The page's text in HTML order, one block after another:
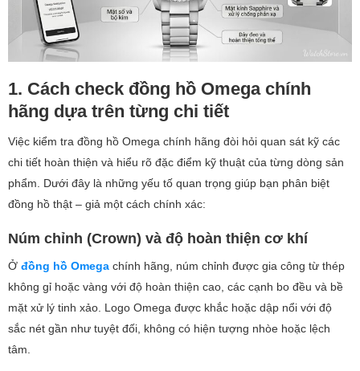
1. Cách check đồng hồ Omegachính
hãng dựa trên từng chi tiết
Việc kiểm tra đồng hồ Omega chính hãng đòi hỏi quan sát kỹ các
chi tiết hoàn thiện và hiểu rõ đặc điểm kỹ thuật của từng dòng sản
phẩm. Dưới đây là những yếu tố quan trọng giúp bạn phân biệt
đồng hồ thật – giả một cách chính xác:
Núm chỉnh (Crown) và độ hoàn thiện cơ khí
Ở đồng hồ Omega chính hãng, núm chỉnh được gia công từ thép
không gỉ hoặc vàng với độ hoàn thiện cao, các cạnh bo đều và bề
mặt xử lý tinh xảo. Logo Omega được khắc hoặc dập nổi với độ
sắc nét gần như tuyệt đối, không có hiện tượng nhòe hoặc lệch
tâm.